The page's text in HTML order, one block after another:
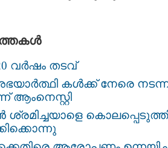
20 വർഷം തടവ്
കള്‍ക്ക് നേരെ
ആംനെസ്റ്റി
ശ്രമിച്ചയാളെ